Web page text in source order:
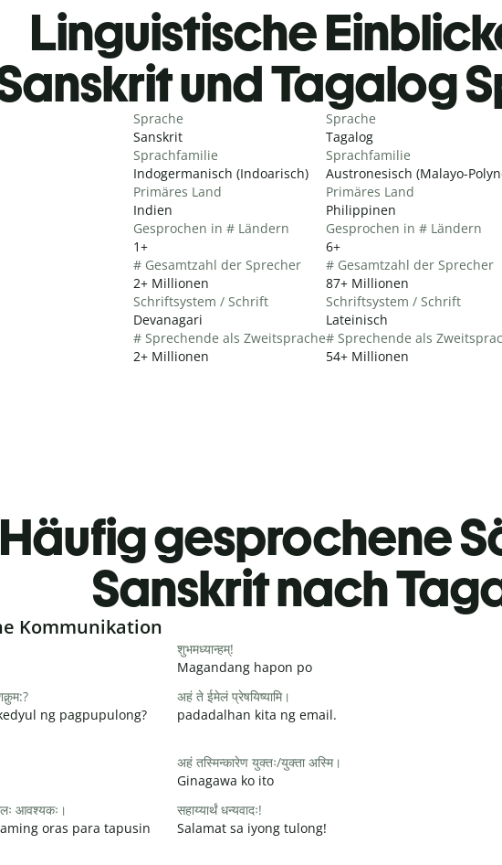
Linguistische
und Tagalog
Sprache
Sanskrit
Sprachfamilie
Indogermanisch (Indoarisch)
Primäres Land
Indien
Gesprochen in # Ländern
1+
# Gesamtzahl der Sprecher
2+ Millionen
Schriftsystem / Schrift
Devanagari
# Sprechende als Zweitsprache
2+ Millionen
Sprache
Tagalog
Sprachfamilie
Austronesisch (Malayo-
Primäres Land
Philippinen
Gesprochen in # Ländern
6+
# Gesamtzahl der Sprecher
87+ Millionen
Schriftsystem / Schrift
Lateinisch
# Sprechende als
54+ Millionen
Häufig gesprochene
Sanskrit nach
Kommunikation
शुभमध्यान्हम्!
Magandang hapon po
ng pagpupulong?
अहं ते ईमेलं प्रेषयिष्यामि।
padadalhan kita ng email.
अहं तस्मिन्कारेण युक्तः/युक्ता अस्मि।
Ginagawa ko ito
आवश्यकः।
oras para tapusin
सहाय्यार्थं धन्यवादः!
Salamat sa iyong tulong!